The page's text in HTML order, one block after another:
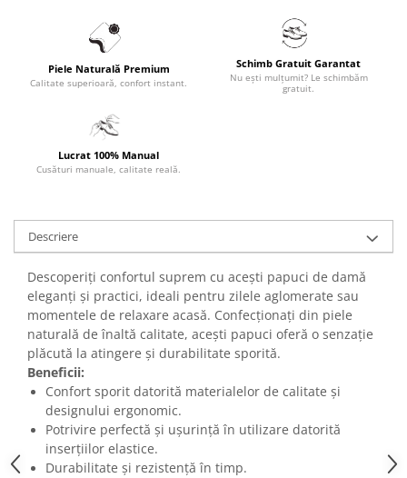
Piele Naturală Premium
Calitate superioară, confort instant.
Schimb Gratuit Garantat
Nu ești mulțumit? Le schimbăm
gratuit.
Lucrat 100% Manual
Cusături manuale, calitate reală.
Descriere
Descoperiți confortul suprem cu acești papuci de damă
eleganți și practici, ideali pentru zilele aglomerate sau
momentele de relaxare acasă. Confecționați din piele
naturală de înaltă calitate, acești papuci oferă o senzație
plăcută la atingere și durabilitate sporită.
Beneficii:
Confort sporit datorită materialelor de calitate și
designului ergonomic.
Potrivire perfectă și ușurință în utilizare datorită
inserțiilor elastice.
Durabilitate și rezistență în timp.